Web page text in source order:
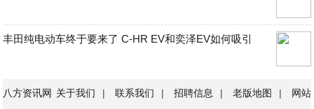
丰田纯电动车终于要来了 C-HR EV和奕泽EV如何吸引
八方资讯网 关于我们 | 联系我们 | 招聘信息 | 老版地图 | 网站